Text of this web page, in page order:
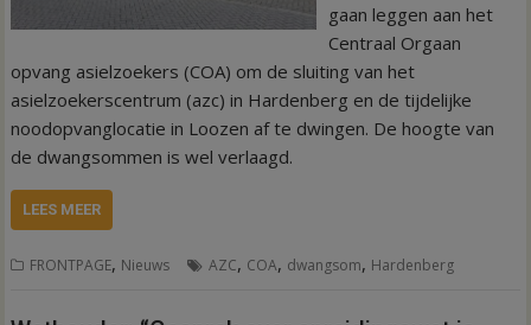
gaan leggen aan het
Centraal Orgaan
opvang asielzoekers (COA) om de sluiting van het
asielzoekerscentrum (azc) in Hardenberg en de tijdelijke
noodopvanglocatie in Loozen af te dwingen. De hoogte van
de dwangsommen is wel verlaagd.
LEES MEER
FRONTPAGE, Nieuws AZC, COA, dwangsom, Hardenberg